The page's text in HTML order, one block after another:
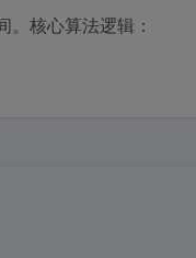
核心算法逻辑：